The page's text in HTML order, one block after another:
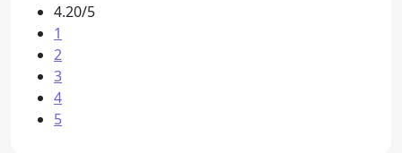
4.20/5
1
2
3
4
5